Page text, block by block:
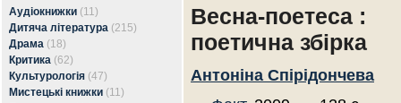
Аудіокнижки (11)
Дитяча література (215)
Драма (18)
Критика (62)
Культурологія (47)
Мистецькі книжки (11)
Весна-поетеса :
поетична збірка
Антоніна Спірідончева